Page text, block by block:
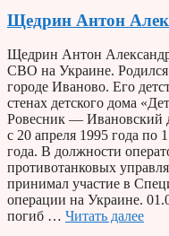
Щедрин Антон
Щедрин Антон
СВО на Украине. Родился
городе Иваново. Его
стенах детского дома
Ровесник — Ивановский
с 20 апреля 1995 года по
года. В должности
противотанковых
принимал участие в
операции на Украине.
погиб … Читать далее